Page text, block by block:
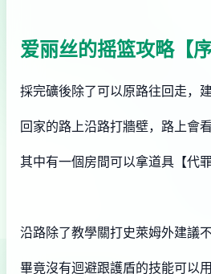
爱丽丝的摇篮攻略【序
採完礦後除了可以原路往回走，
回家的路上沿路打牆壁，路上會
其中有一個房間可以拿道具【代罪
沿路除了教學關打史萊姆外建議
畢竟沒有迴避跟護盾的技能可以用